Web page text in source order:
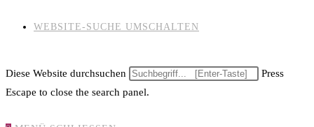
WEBSITE-SUCHE UMSCHALTEN
Diese Website durchsuchen
Press
Escape to close the search panel.